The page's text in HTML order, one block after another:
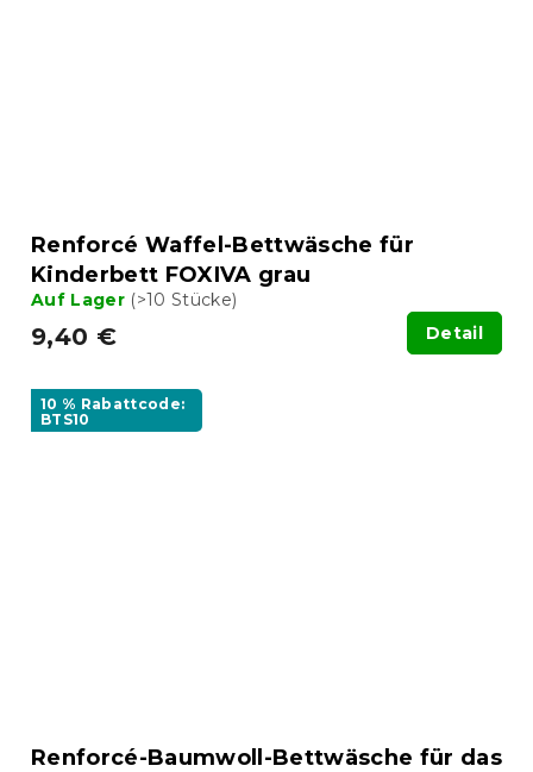
Renforcé Waffel-Bettwäsche für
Kinderbett FOXIVA grau
Auf Lager (>10 Stücke)
9,40 € Detail
10 % Rabattcode:
BTS10
Renforcé-Baumwoll-Bettwäsche für das